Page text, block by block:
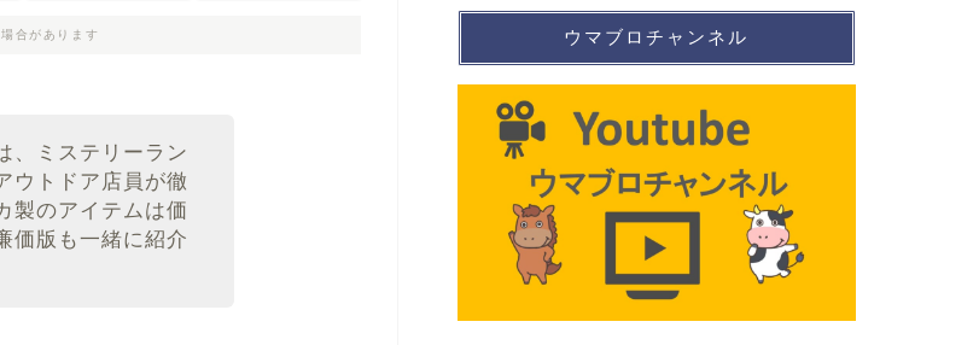
合があります
、ミステリーラン
ウトドア店員が徹
製のアイテムは価
価版も一緒に紹介
ウマブロチャンネル